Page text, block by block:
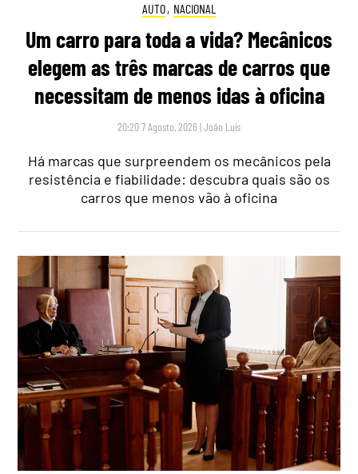
AUTO, NACIONAL
Um carro para toda a vida? Mecânicos
elegem as três marcas de carros que
necessitam de menos idas à oficina
20:20 7 Agosto, 2026 |João Luís
Há marcas que surpreendem os mecânicos pela
resistência e fiabilidade: descubra quais são os
carros que menos vão à oficina